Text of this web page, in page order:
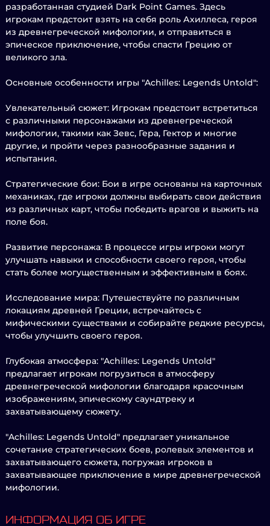
разработанная студией Dark Point Games. Здесь
игрокам предстоит взять на себя роль Ахиллеса, героя
из древнегреческой мифологии, и отправиться в
эпическое приключение, чтобы спасти Грецию от
великого зла.
Основные особенности игры "Achilles: Legends Untold":
Увлекательный сюжет: Игрокам предстоит встретиться
с различными персонажами из древнегреческой
мифологии, такими как Зевс, Гера, Гектор и многие
другие, и пройти через разнообразные задания и
испытания.
Стратегические бои: Бои в игре основаны на карточных
механиках, где игроки должны выбирать свои действия
из различных карт, чтобы победить врагов и выжить на
поле боя.
Развитие персонажа: В процессе игры игроки могут
улучшать навыки и способности своего героя, чтобы
стать более могущественным и эффективным в боях.
Исследование мира: Путешествуйте по различным
локациям древней Греции, встречайтесь с
мифическими существами и собирайте редкие ресурсы,
чтобы улучшить своего героя.
Глубокая атмосфера: "Achilles: Legends Untold"
предлагает игрокам погрузиться в атмосферу
древнегреческой мифологии благодаря красочным
изображениям, эпическому саундтреку и
захватывающему сюжету.
"Achilles: Legends Untold" предлагает уникальное
сочетание стратегических боев, ролевых элементов и
захватывающего сюжета, погружая игроков в
захватывающее приключение в мире древнегреческой
мифологии.
ИНФОРМАЦИЯ ОБ ИГРЕ